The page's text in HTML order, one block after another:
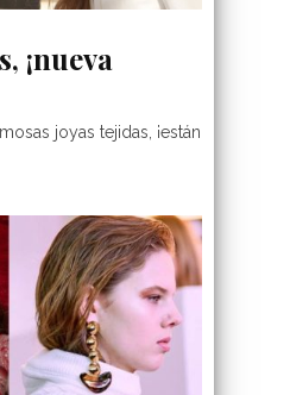
¡nueva
joyas tejidas, ¡están